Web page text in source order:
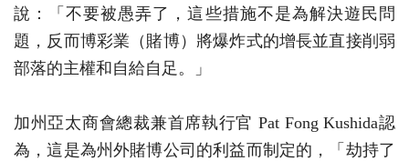
說：「不要被愚弄了，這些措施不是為解決遊民問
題，反而博彩業（賭博）將爆炸式的增長並直接削弱
部落的主權和自給自足。」
加州亞太商會總裁兼首席執行官 Pat Fong Kushida認
為，這是為州外賭博公司的利益而制定的，「劫持了